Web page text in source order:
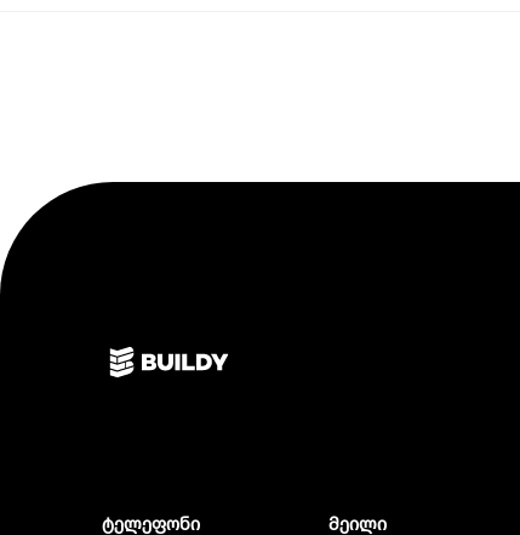
ტელეფონი მეილი